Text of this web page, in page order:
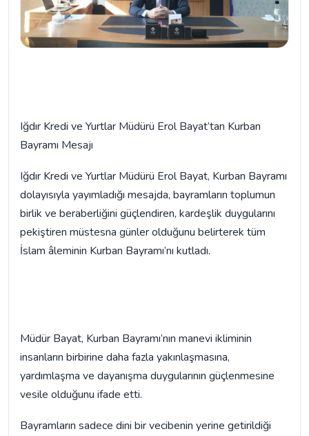
Iğdır Kredi ve Yurtlar Müdürü Erol Bayat’tan Kurban
Bayramı Mesajı
Iğdır Kredi ve Yurtlar Müdürü Erol Bayat, Kurban Bayramı
dolayısıyla yayımladığı mesajda, bayramların toplumun
birlik ve beraberliğini güçlendiren, kardeşlik duygularını
pekiştiren müstesna günler olduğunu belirterek tüm
İslam âleminin Kurban Bayramı’nı kutladı.
Müdür Bayat, Kurban Bayramı’nın manevi ikliminin
insanların birbirine daha fazla yakınlaşmasına,
yardımlaşma ve dayanışma duygularının güçlenmesine
vesile olduğunu ifade etti.
Bayramların sadece dini bir vecibenin yerine getirildiği